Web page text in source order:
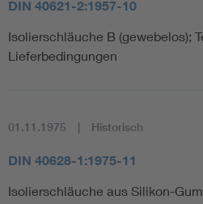
DIN 40621-2:1957-10
Isolierschläuche B (gewebelos);
Lieferbedingungen
01.11.1975 Historisch
DIN 40628-1:1975-11
Isolierschläuche aus Silikon-